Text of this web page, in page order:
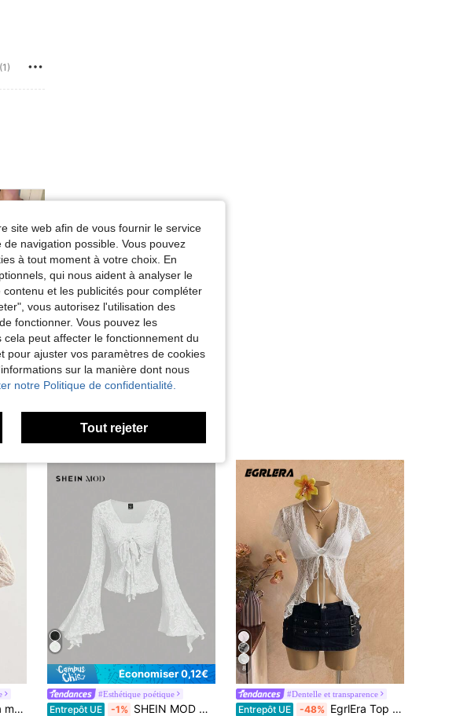
corps: Sablier, Hanches: 80 cm / 31 in, Couleur: Noir, Taille: XS
à volants
Économiser 0,12€
#Esthétique poétique
Entrepôt UE -1% SHEIN MOD Hauts pour femmes de style romantique élégant avec nœud au centre, joli t-shirt, automne/hiver
8
#Dentelle et transparence
Entrepôt UE -48% EgrlEra Top court transparent sexy pour femmes, blanc
site web afin de vous fournir le service
navigation possible. Vous pouvez
à tout moment à votre choix. En
qui nous aident à analyser le
et les publicités pour compléter
vous autorisez l'utilisation des
fonctionner. Vous pouvez les
peut affecter le fonctionnement du
pour ajuster vos paramètres de cookies
sur la manière dont nous
notre Politique de confidentialité.
Tout rejeter